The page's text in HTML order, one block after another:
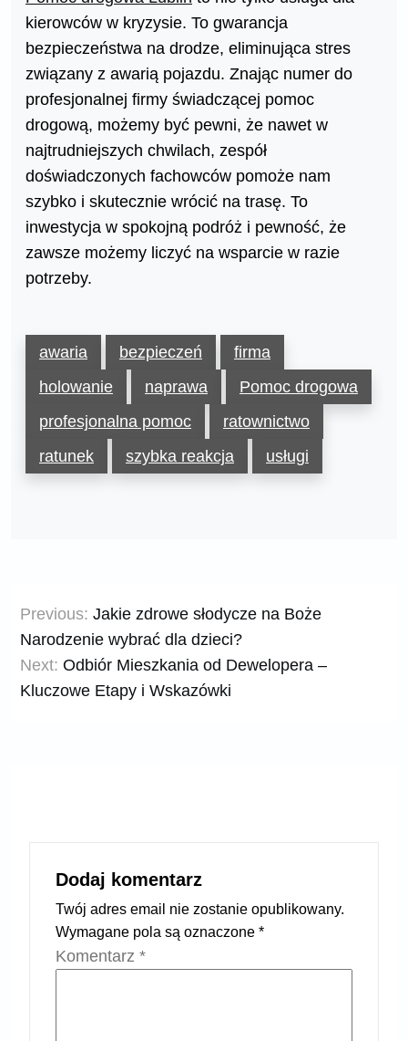
kierowców w kryzysie. To gwarancja
bezpieczeństwa na drodze, eliminująca stres
związany z awarią pojazdu. Znając numer do
profesjonalnej firmy świadczącej pomoc
drogową, możemy być pewni, że nawet w
najtrudniejszych chwilach, zespół
doświadczonych fachowców pomoże nam
szybko i skutecznie wrócić na trasę. To
inwestycja w spokojną podróż i pewność, że
zawsze możemy liczyć na wsparcie w razie
potrzeby.
awaria bezpieczeń
firma
holowanie
naprawa
Pomoc drogowa
profesjonalna pomoc
ratownictwo
ratunek
szybka reakcja usługi
wpisu
Previous: Jakie zdrowe słodycze na Boże
Narodzenie wybrać dla dzieci?
Next: Odbiór Mieszkania od Dewelopera –
Kluczowe Etapy i Wskazówki
Dodaj komentarz
Twój adres email nie zostanie opublikowany.
Wymagane pola są oznaczone *
Komentarz *